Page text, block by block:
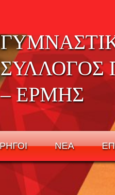
ΣΥΛΛΟΓΟΣ
– ΕΡΜΗΣ
ΝΕΑ